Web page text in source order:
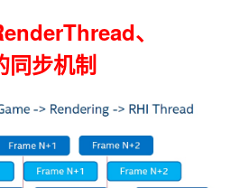
、
同步机制